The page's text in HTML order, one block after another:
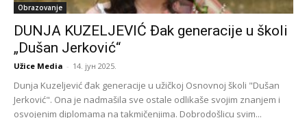
Obrazovanje
DUNJA KUZELJEVIĆ Đak generacije u školi
„Dušan Jerković“
Užice Media - 14. јун 2025.
Dunja Kuzeljević đak generacije u užičkoj Osnovnoj školi "Dušan
Jerković". Ona je nadmašila sve ostale odlikaše svojim znanjem i
osvojenim diplomama na takmičenjima. Dobrodošlicu svim...